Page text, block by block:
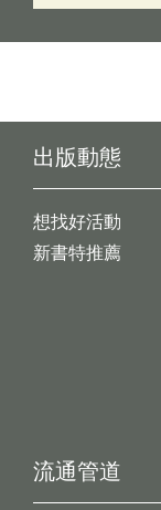
出版動態
想找好活動
新書特推薦
流通管道